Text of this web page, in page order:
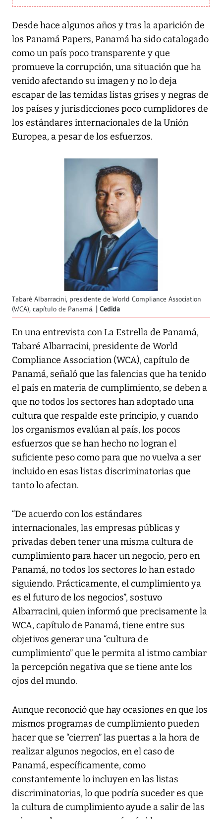
Desde hace algunos años y tras la aparición de
los Panamá Papers, Panamá ha sido catalogado
como un país poco transparente y que
promueve la corrupción, una situación que ha
venido afectando su imagen y no lo deja
escapar de las temidas listas grises y negras de
los países y jurisdicciones poco cumplidores de
los estándares internacionales de la Unión
Europea, a pesar de los esfuerzos.
Tabaré Albarracini, presidente de World Compliance Association
(WCA), capítulo de Panamá.
Cedida
En una entrevista conLa Estrella de Panamá,
Tabaré Albarracini, presidente de World
Compliance Association (WCA), capítulo de
Panamá, señaló que las falencias que ha tenido
el país en materia de cumplimiento, se deben a
que no todos los sectores han adoptado una
cultura que respalde este principio, y cuando
los organismos evalúan al país, los pocos
esfuerzos que se han hecho no logran el
suficiente peso como para que no vuelva a ser
incluido en esas listas discriminatorias que
tanto lo afectan.
“De acuerdo con los estándares
internacionales, las empresas públicas y
privadas deben tener una misma cultura de
cumplimiento para hacer un negocio, pero en
Panamá, no todos los sectores lo han estado
siguiendo. Prácticamente, el cumplimiento ya
es el futuro de los negocios”, sostuvo
Albarracini, quien informó que precisamente la
WCA, capítulo de Panamá, tiene entre sus
objetivos generar una “cultura de
cumplimiento” que le permita al istmo cambiar
la percepción negativa que se tiene ante los
ojos del mundo.
Aunque reconoció que hay ocasiones en que los
mismos programas de cumplimiento pueden
hacer que se “cierren” las puertas a la hora de
realizar algunos negocios, en el caso de
Panamá, específicamente, como
constantemente lo incluyen en las listas
discriminatorias, lo que podría suceder es que
la cultura de cumplimiento ayude a salir de las